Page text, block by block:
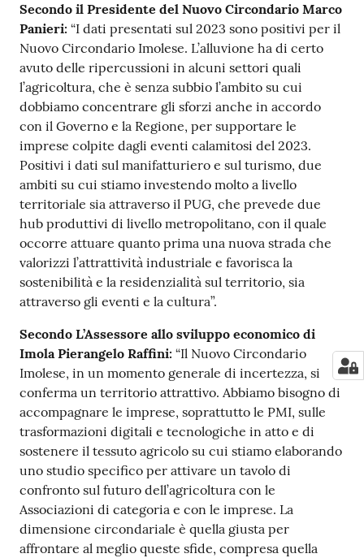
Secondo il Presidente del Nuovo Circondario Marco
Panieri: “I dati presentati sul 2023 sono positivi per il
Nuovo Circondario Imolese. L’alluvione ha di certo
avuto delle ripercussioni in alcuni settori quali
l’agricoltura, che è senza subbio l’ambito su cui
dobbiamo concentrare gli sforzi anche in accordo
con il Governo e la Regione, per supportare le
imprese colpite dagli eventi calamitosi del 2023.
Positivi i dati sul manifatturiero e sul turismo, due
ambiti su cui stiamo investendo molto a livello
territoriale sia attraverso il PUG, che prevede due
hub produttivi di livello metropolitano, con il quale
occorre attuare quanto prima una nuova strada che
valorizzi l’attrattività industriale e favorisca la
sostenibilità e la residenzialità sul territorio, sia
attraverso gli eventi e la cultura”.
Secondo L’Assessore allo sviluppo economico di
Imola Pierangelo Raffini: “Il Nuovo Circondario
Imolese, in un momento generale di incertezza, si
conferma un territorio attrattivo. Abbiamo bisogno di
accompagnare le imprese, soprattutto le PMI, sulle
trasformazioni digitali e tecnologiche in atto e di
sostenere il tessuto agricolo su cui stiamo elaborando
uno studio specifico per attivare un tavolo di
confronto sul futuro dell’agricoltura con le
Associazioni di categoria e con le imprese. La
dimensione circondariale è quella giusta per
affrontare al meglio queste sfide, compresa quella